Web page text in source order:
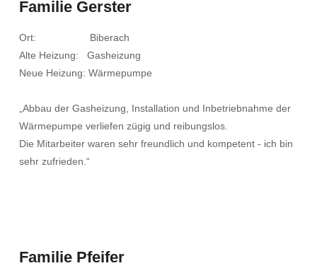
Familie Gerster
Ort: Biberach
Alte Heizung: Gasheizung
Neue Heizung: Wärmepumpe
„Abbau der Gasheizung, Installation und Inbetriebnahme der
Wärmepumpe verliefen zügig und reibungslos.
Die Mitarbeiter waren sehr freundlich und kompetent - ich bin
sehr zufrieden.“
Familie Pfeifer